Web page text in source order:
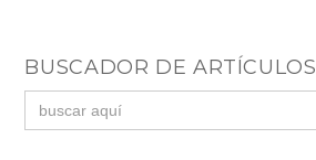
BUSCADOR DE ARTÍCULOS
Buscar: